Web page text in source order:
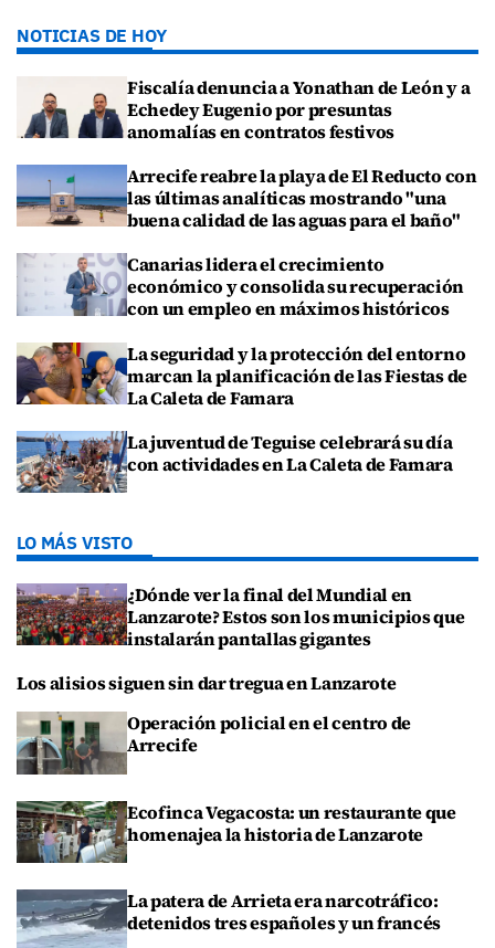
NOTICIAS DE HOY
Fiscalía denuncia a Yonathan de León y a
Echedey Eugenio por presuntas
anomalías en contratos festivos
Arrecife reabre la playa de El Reducto con
las últimas analíticas mostrando "una
buena calidad de las aguas para el baño"
Canarias lidera el crecimiento
económico y consolida su recuperación
con un empleo en máximos históricos
La seguridad y la protección del entorno
marcan la planificación de las Fiestas de
La Caleta de Famara
La juventud de Teguise celebrará su día
con actividades en La Caleta de Famara
LO MÁS VISTO
¿Dónde ver la final del Mundial en
Lanzarote? Estos son los municipios que
instalarán pantallas gigantes
Los alisios siguen sin dar tregua en Lanzarote
Operación policial en el centro de
Arrecife
Ecofinca Vegacosta: un restaurante que
homenajea la historia de Lanzarote
La patera de Arrieta era narcotráfico:
detenidos tres españoles y un francés